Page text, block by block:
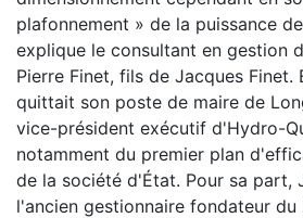
plafonnement » de la puissance
explique le consultant en gestion
Pierre Finet, fils de Jacques Finet.
quittait son poste de maire de
vice-président exécutif d'Hydro-
notamment du premier plan
de la société d'État. Pour sa part,
l'ancien gestionnaire fondateur